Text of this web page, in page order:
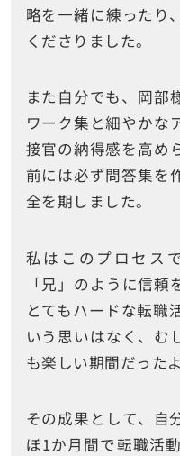
略を一緒に練ったり
くださりました。
また自分でも、岡部
ワーク集と細やかな
接官の納得感を高め
前には必ず問答集を
全を期しました。
私はこのプロセス
「兄」のように信
とてもハードな転職
いう思いはなく、む
も楽しい期間だった
その成果として、自
ぼ1か月間で転職活